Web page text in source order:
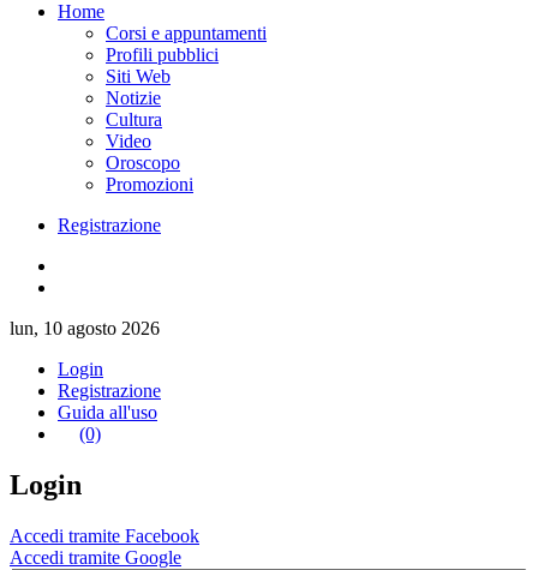
Home
Corsi e appuntamenti
Profili pubblici
Siti Web
Notizie
Cultura
Video
Oroscopo
Promozioni
Registrazione
lun, 10 agosto 2026
Login
Registrazione
Guida all'uso
(0)
Login
Accedi tramite Facebook
Accedi tramite Google